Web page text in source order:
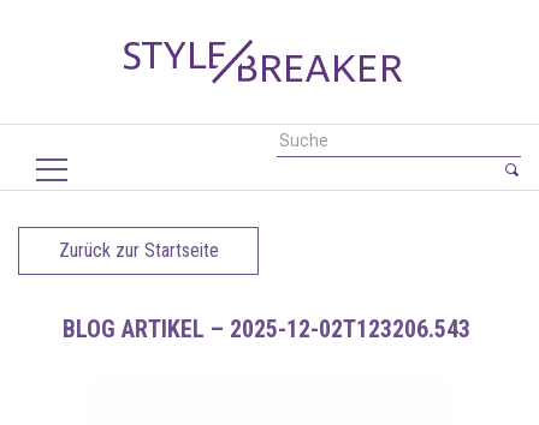
Zurück zur Startseite
BLOG ARTIKEL – 2025-12-02T123206.543